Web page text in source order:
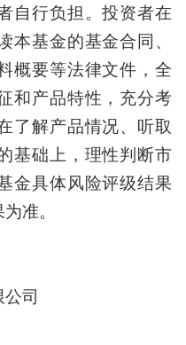
自行负担。投资者在
基金的基金合同、
概要等法律文件，全
和产品特性，充分考
了解产品情况、听取
基础上，理性判断市
金具体风险评级结果
准。
司